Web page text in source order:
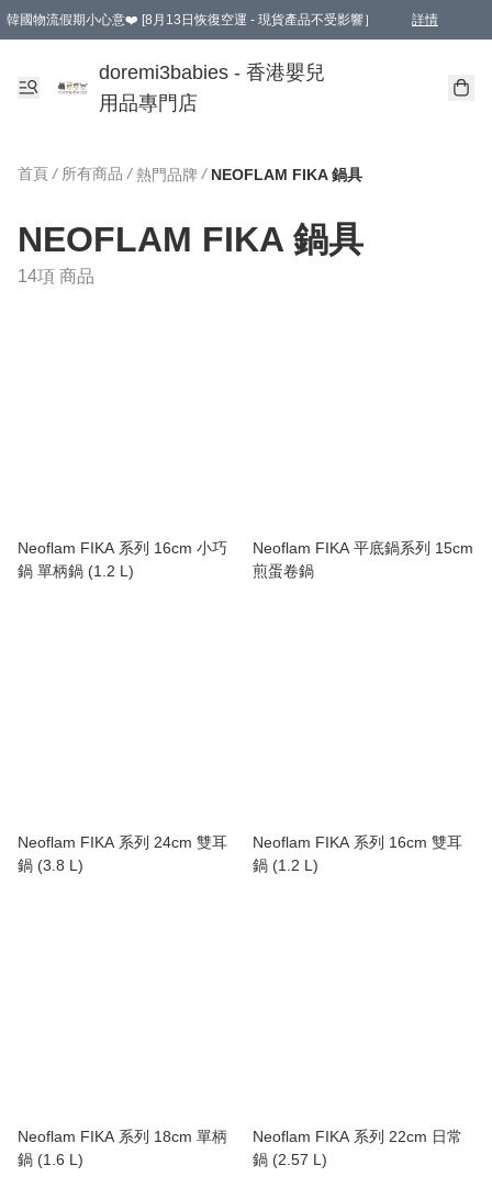
韓國物流假期小心意❤️ [8月13日恢復空運 - 現貨產品不受影響］ 詳情
新會員首張訂單滿$600即享9折優惠！(部份超優惠產品 & 品牌指定價除外)
doremi3babies - 香港嬰兒
用品專門店
首頁 / 所有商品 / 熱門品牌 / NEOFLAM FIKA 鍋具
NEOFLAM FIKA 鍋具
14項 商品
Neoflam FIKA 系列 16cm 小巧
鍋 單柄鍋 (1.2 L)
Neoflam FIKA 平底鍋系列 15cm
煎蛋卷鍋
Neoflam FIKA 系列 24cm 雙耳
鍋 (3.8 L)
Neoflam FIKA 系列 16cm 雙耳
鍋 (1.2 L)
Neoflam FIKA 系列 18cm 單柄
鍋 (1.6 L)
Neoflam FIKA 系列 22cm 日常
鍋 (2.57 L)